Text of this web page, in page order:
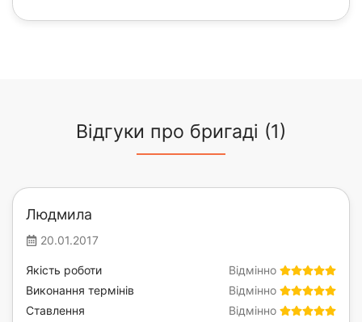
Відгуки про бригаді (1)
Людмила
20.01.2017
Відмінно
Якість роботи
Відмінно
Виконання термінів
Відмінно
Ставлення